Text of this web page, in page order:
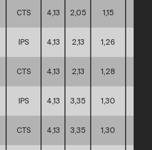
CTS 4,13 2,05 1,15
IPS 4,13 2,13 1,26
CTS 4,13 2,13 1,28
IPS 4,13 3,35 1,30
CTS 4,13 3,35 1,30